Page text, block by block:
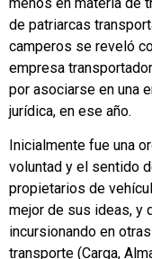
de patriarcas
camperos se reveló
empresa
por asociarse en una
jurídica, en ese año.
Inicialmente fue una
voluntad y el sentido
propietarios de
mejor de sus ideas, y
incursionando en
transporte (Carga,